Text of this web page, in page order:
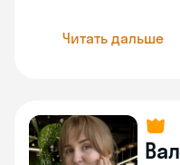
Читать дальше